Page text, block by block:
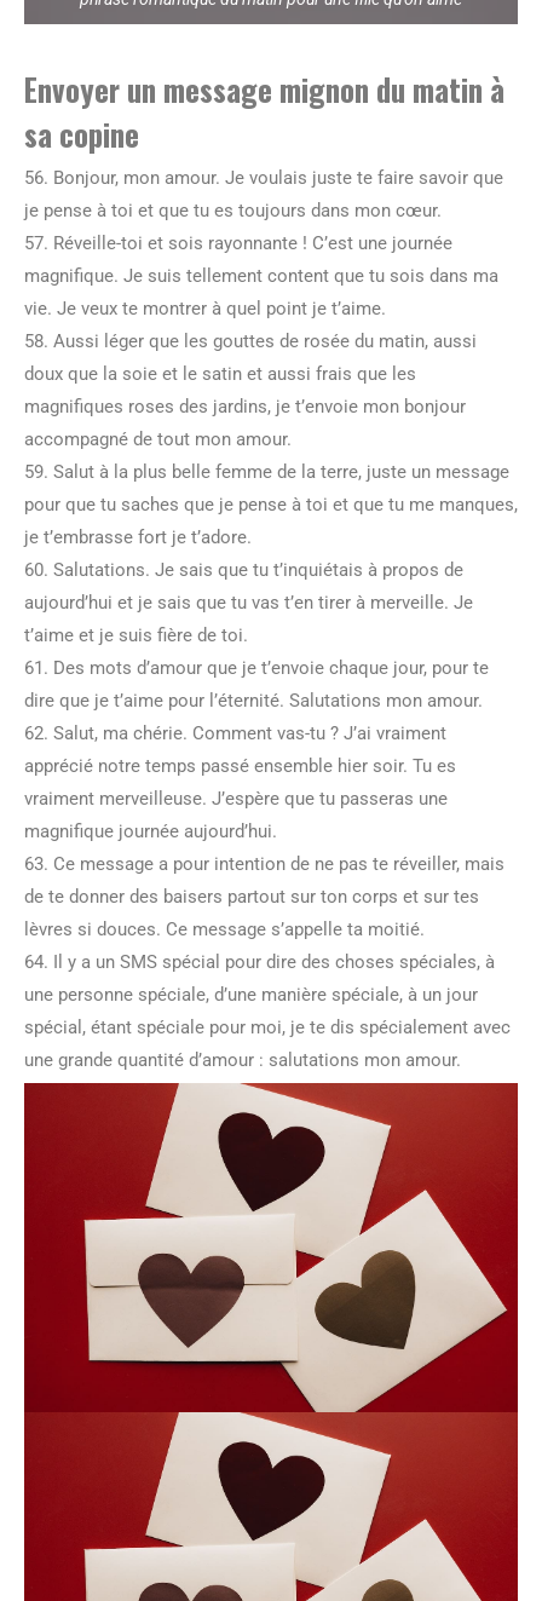
Envoyer un message mignon du matin à
sa copine
56. Bonjour, mon amour. Je voulais juste te faire savoir que
je pense à toi et que tu es toujours dans mon cœur.
57. Réveille-toi et sois rayonnante ! C’est une journée
magnifique. Je suis tellement content que tu sois dans ma
vie. Je veux te montrer à quel point je t’aime.
58. Aussi léger que les gouttes de rosée du matin, aussi
doux que la soie et le satin et aussi frais que les
magnifiques roses des jardins, je t’envoie mon bonjour
accompagné de tout mon amour.
59. Salut à la plus belle femme de la terre, juste un message
pour que tu saches que je pense à toi et que tu me manques,
je t’embrasse fort je t’adore.
60. Salutations. Je sais que tu t’inquiétais à propos de
aujourd’hui et je sais que tu vas t’en tirer à merveille. Je
t’aime et je suis fière de toi.
61. Des mots d’amour que je t’envoie chaque jour, pour te
dire que je t’aime pour l’éternité. Salutations mon amour.
62. Salut, ma chérie. Comment vas-tu ? J’ai vraiment
apprécié notre temps passé ensemble hier soir. Tu es
vraiment merveilleuse. J’espère que tu passeras une
magnifique journée aujourd’hui.
63. Ce message a pour intention de ne pas te réveiller, mais
de te donner des baisers partout sur ton corps et sur tes
lèvres si douces. Ce message s’appelle ta moitié.
64. Il y a un SMS spécial pour dire des choses spéciales, à
une personne spéciale, d’une manière spéciale, à un jour
spécial, étant spéciale pour moi, je te dis spécialement avec
une grande quantité d’amour : salutations mon amour.